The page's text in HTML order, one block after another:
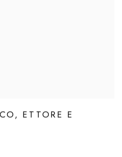
ETTORE E